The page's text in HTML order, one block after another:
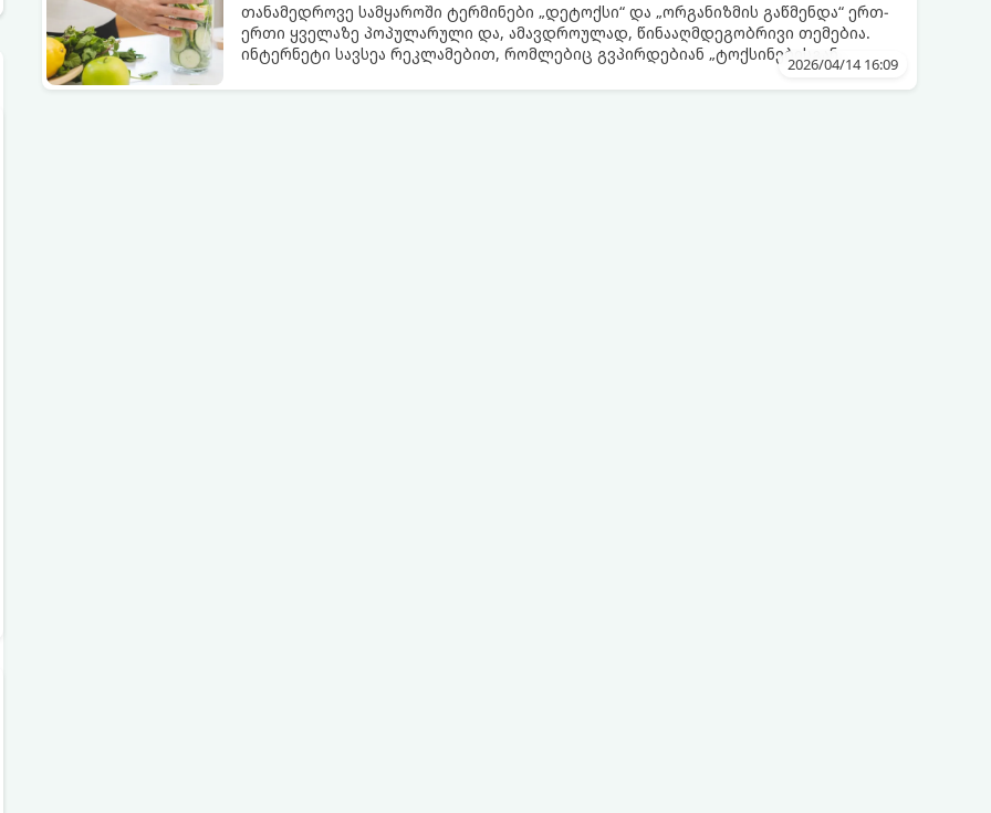
თანამედროვე სამყაროში ტერმინები „დეტოქსი“ და „ორგანიზმის გაწმენდა“ ერთ-
ერთი ყველაზე პოპულარული და, ამავდროულად, წინააღმდეგობრივი თემებია.
ინტერნეტი სავსეა რეკლამებით, რომლებიც გვპირდებიან „ტოქსინებისგან
გათავისუფლებას“ სხვადასხვა ჩაის, წვენების ან მკაცრი დიეტების მეშვეობით.
თუმცა, სანამ ამ გზას დაადგებით, მნიშვნელოვანია გავიგოთ, რა იმალება ამ
2026/04/14 16:09